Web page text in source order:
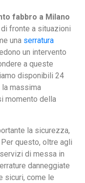
fabbro a Milano
fronte a situazioni
una serratura
un intervento
a queste
disponibili 24
la massima
momento della
la sicurezza,
questo, oltre agli
di messa in
danneggiate
sicuri, come le